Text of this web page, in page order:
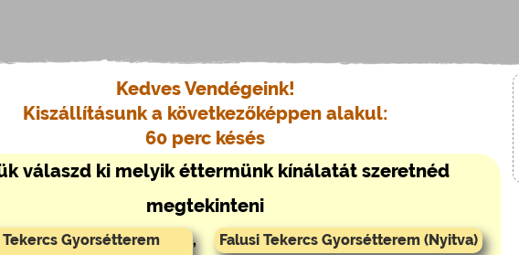
Kedves Vendégeink!
Kiszállításunk a következőképpen alakul:
60 perc késés
válaszd ki melyik éttermünk kínálatát szeretnéd
megtekinteni
Tekercs Gyorsétterem
, Falusi Tekercs Gyorsétterem (Nyitva)